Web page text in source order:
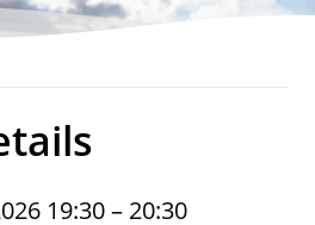
19:30– 20:30